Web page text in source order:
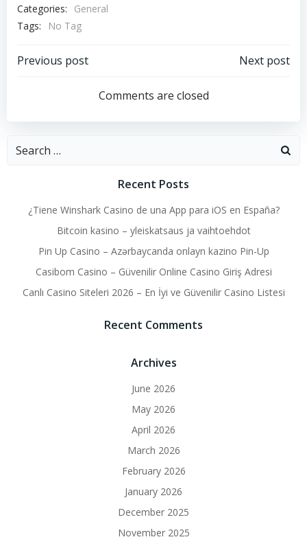
Categories:
General
Tags:
No Tag
Post
navigation
Previous post
navigation
Next post
Comments are closed
Search
Recent Posts
¿Tiene Winshark Casino de una App para iOS en España?
Bitcoin kasino – yleiskatsaus ja vaihtoehdot
Pin Up Casino – Azərbaycanda onlayn kazino Pin-Up
Casibom Casino – Güvenilir Online Casino Giriş Adresi
Canlı Casino Siteleri 2026 – En İyi ve Güvenilir Casino Listesi
Recent Comments
Archives
June 2026
May 2026
April 2026
March 2026
February 2026
January 2026
December 2025
November 2025